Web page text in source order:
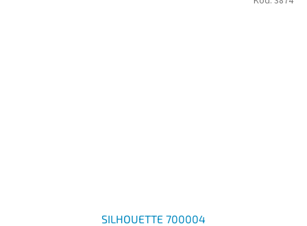
SILHOUETTE 700004